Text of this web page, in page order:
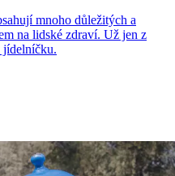
mnoho důležitých a
na lidské zdraví. Už jen z
jídelníčku.